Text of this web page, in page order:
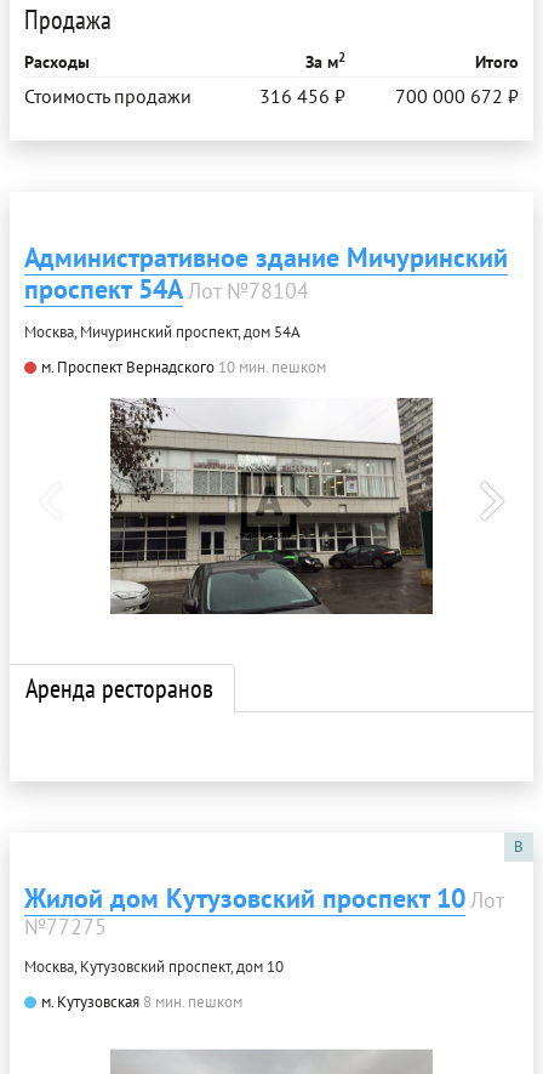
Продажа
Расходы За м2 Итого
Стоимость продажи 316 456 ₽ 700 000 672 ₽
Административное здание Мичуринский
проспект 54АЛот №78104
Москва, Мичуринский проспект, дом 54А
м. Проспект Вернадского 10 мин. пешком
Аренда ресторанов
B
Жилой дом Кутузовский проспект 10Лот
№77275
Москва, Кутузовский проспект, дом 10
м. Кутузовская 8 мин. пешком